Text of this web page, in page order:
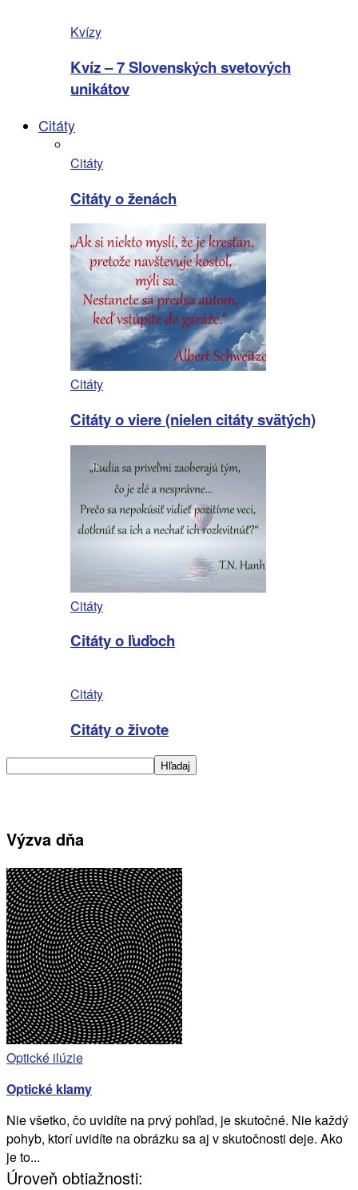
Kvízy
Kvíz – 7 Slovenských svetových
unikátov
Citáty
Citáty
Citáty o ženách
Citáty
Citáty o viere (nielen citáty svätých)
Citáty
Citáty o ľuďoch
Citáty
Citáty o živote
Výzva dňa
Optické ilúzie
Optické klamy
Nie všetko, čo uvidíte na prvý pohľad, je skutočné. Nie každý
pohyb, ktorí uvidíte na obrázku sa aj v skutočnosti deje. Ako
je to...
Úroveň obtiažnosti: